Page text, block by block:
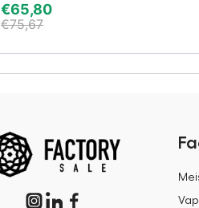
€65,80
€75,67